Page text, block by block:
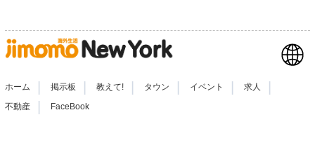
ホーム 掲示板 教えて! タウン イベント 求人
不動産 | FaceBook